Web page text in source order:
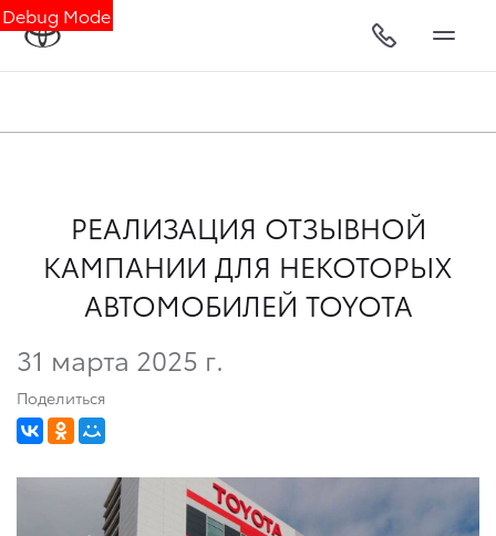
Debug Mode
РЕАЛИЗАЦИЯ ОТЗЫВНОЙ
КАМПАНИИ ДЛЯ НЕКОТОРЫХ
АВТОМОБИЛЕЙ TOYOTA
31 марта 2025 г.
Поделиться